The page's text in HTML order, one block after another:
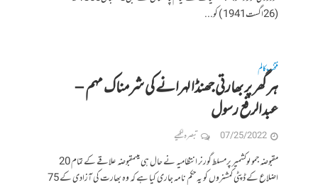
(26اگست1941 ) کو...
منتخب کالم
ہرگھر پر بھارتی جھنڈا لہرانے کی شرمناک مہم –
عبدالرفع رسول
07/25/2022 تبصرہ لکھیے
مقبوضہ جموںوکشمیر پرمسلط گورنر انتظامیہ نے حال ہی میںمقبوضہ علاقے کے تمام 20
اضلاع کے ڈپٹی کمشنروں کو یہ حکم نامہ جاری کیا ہے کہ وہ بھارت کی آزادی کے 75